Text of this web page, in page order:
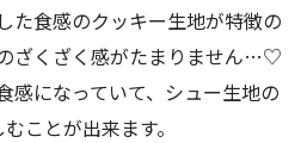
た食感のクッキー生地が特徴の
ざくざく感がたまりません…♡
感になっていて、シュー生地の
ことが出来ます。